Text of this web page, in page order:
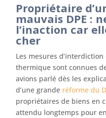
Propriétaire
mauvais DPE :
l’inaction car
cher
Les mesures
thermique sont connues
avions parlé dès les
d’une grande réforme du
propriétaires de biens en
attendu longtemps pour